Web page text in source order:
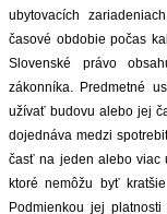
PARTNERI
OBCHODNÉ PODMIENKY
PRIPOMIENKY
ubytovacích
časové obdobie počas
Slovenské právo
zákonníka. Predmetné
užívať budovu alebo jej
dojednáva medzi
časť na jeden alebo viac
ktoré nemôžu byť
Podmienkou jej